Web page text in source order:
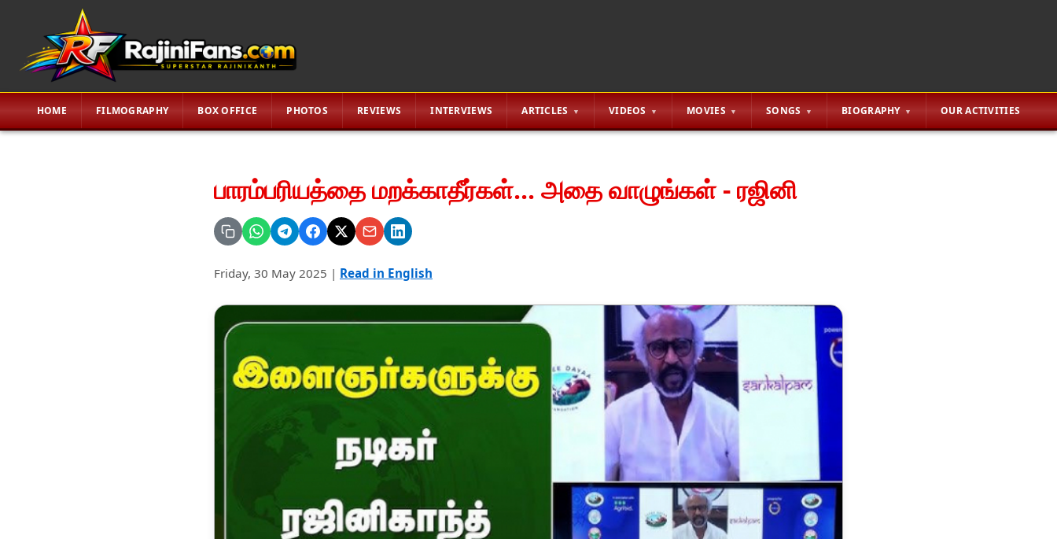
HOME FILMOGRAPHY BOX OFFICE PHOTOS REVIEWS INTERVIEWS ARTICLES VIDEOS MOVIES SONGS BIOGRAPHY OUR ACTIVITIES
பாரம்பரியத்தை மறக்காதீர்கள்... அதை வாழுங்கள் - ரஜினி
Friday, 30 May 2025 | Read in English